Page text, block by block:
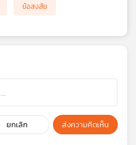
ข้อสงสัย
ยกเลิก ส่งความคิดเห็น